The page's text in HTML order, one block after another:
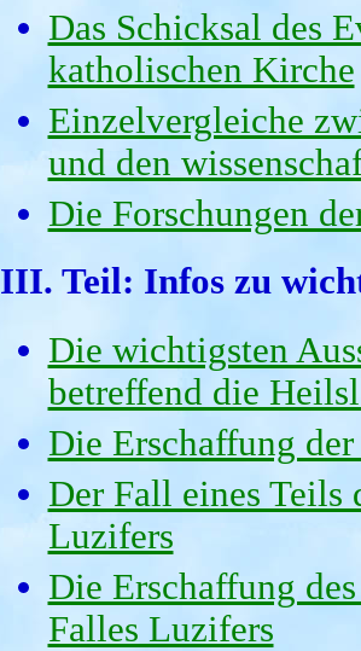
Das Schicksal des
katholischen Kirche
Einzelvergleiche
und den
Die Forschungen
III. Teil: Infos zu
Die wichtigsten
betreffend die
Die Erschaffung
Der Fall eines Teils
Luzifers
Die Erschaffung
Falles Luzifers